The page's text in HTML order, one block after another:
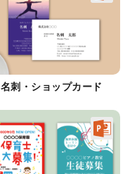
名刺・ショップカード